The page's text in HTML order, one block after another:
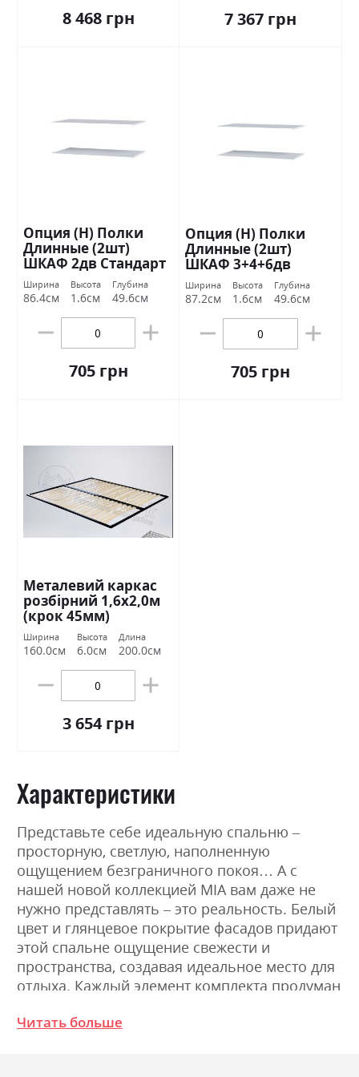
8 468 грн 7 367 грн
Опция (Н) Полки
Длинные (2шт)
ШКАФ 2дв Стандарт
Ширина
86.4см
Высота
1.6см
Глубина
49.6см
705 грн
Опция (Н) Полки
Длинные (2шт)
ШКАФ 3+4+6дв
Стандарт
Ширина
87.2см
Высота
1.6см
Глубина
49.6см
705 грн
Металевий каркас
розбірний 1,6х2,0м
(крок 45мм)
Ширина
160.0см
Высота
6.0см
Длина
200.0см
3 654 грн
Характеристики
Представьте себе идеальную спальню –
просторную, светлую, наполненную
ощущением безграничного покоя… А с
нашей новой коллекцией MIA вам даже не
нужно представлять – это реальность. Белый
цвет и глянцевое покрытие фасадов придают
этой спальне ощущение свежести и
пространства, создавая идеальное место для
отдыха. Каждый элемент комплекта продуман
скрытые ручки подчеркивают эстетику
Читать больше